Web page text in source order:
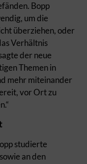
Bopp
um die
überziehen, oder
Verhältnis
der neue
Themen in
mehr miteinander
vor Ort zu
studierte
an den